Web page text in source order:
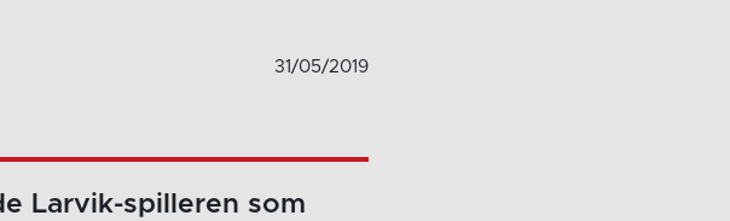
31/05/2019
Larvik-spilleren som